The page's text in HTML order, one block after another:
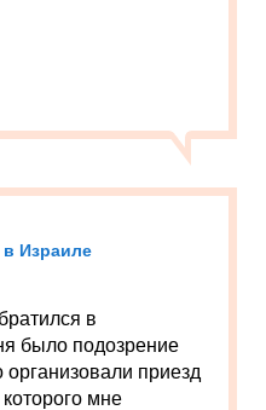
Израиле
в
было подозрение
приезд
мне